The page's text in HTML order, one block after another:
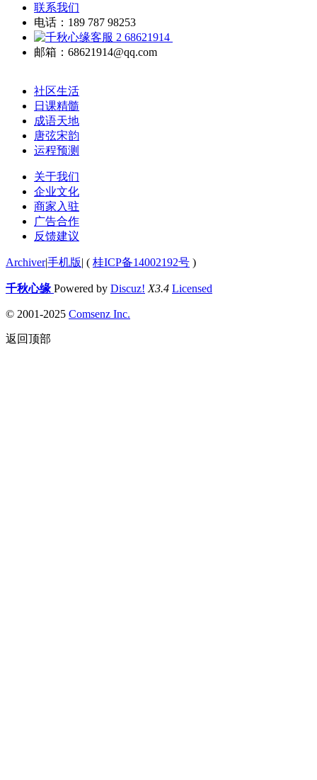
联系我们
电话：189 787 98253
68621914
邮箱：68621914@qq.com
社区生活
日课精髓
成语天地
唐弦宋韵
运程预测
关于我们
企业文化
商家入驻
广告合作
反馈建议
Archiver|手机版| ( 桂ICP备14002192号 )
千秋心缘 Powered by Discuz! X3.4 Licensed
© 2001-2025 Comsenz Inc.
返回顶部